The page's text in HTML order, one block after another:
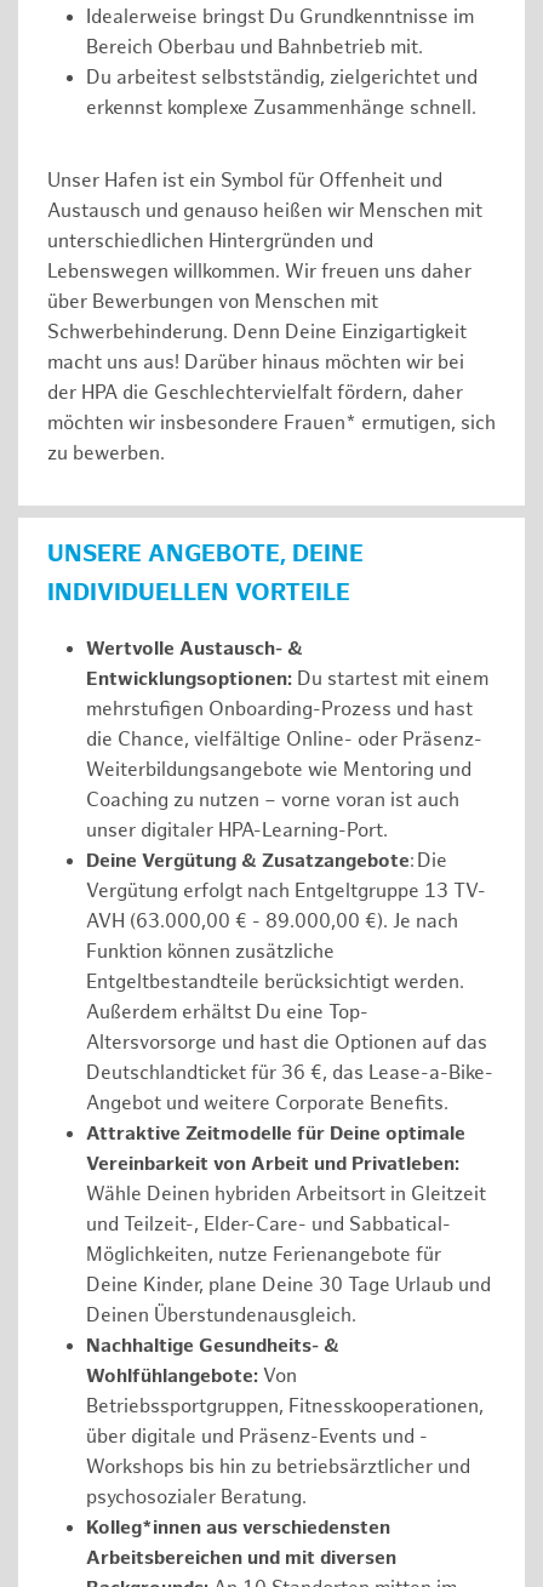
Idealerweise bringst Du Grundkenntnisse im
Bereich Oberbau und Bahnbetrieb mit.
Du arbeitest selbstständig, zielgerichtet und
erkennst komplexe Zusammenhänge schnell.
Unser Hafen ist ein Symbol für Offenheit und
Austausch und genauso heißen wir Menschen mit
unterschiedlichen Hintergründen und
Lebenswegen willkommen. Wir freuen uns daher
über Bewerbungen von Menschen mit
Schwerbehinderung. Denn Deine Einzigartigkeit
macht uns aus! Darüber hinaus möchten wir bei
der HPA die Geschlechtervielfalt fördern, daher
möchten wir insbesondere Frauen* ermutigen, sich
zu bewerben.
UNSERE ANGEBOTE, DEINE
INDIVIDUELLEN VORTEILE
Wertvolle Austausch- &
Entwicklungsoptionen: Du startest mit einem
mehrstufigen Onboarding-Prozess und hast
die Chance, vielfältige Online- oder Präsenz-
Weiterbildungsangebote wie Mentoring und
Coaching zu nutzen – vorne voran ist auch
unser digitaler HPA-Learning-Port.
Deine Vergütung & Zusatzangebote: Die
Vergütung erfolgt nach Entgeltgruppe 13 TV-
AVH (63.000,00 € - 89.000,00 €). Je nach
Funktion können zusätzliche
Entgeltbestandteile berücksichtigt werden.
Außerdem erhältst Du eine Top-
Altersvorsorge und hast die Optionen auf das
Deutschlandticket für 36 €, das Lease-a-Bike-
Angebot und weitere Corporate Benefits.
Attraktive Zeitmodelle für Deine optimale
Vereinbarkeit von Arbeit und Privatleben:
Wähle Deinen hybriden Arbeitsort in Gleitzeit
und Teilzeit-, Elder-Care- und Sabbatical-
Möglichkeiten, nutze Ferienangebote für
Deine Kinder, plane Deine 30 Tage Urlaub und
Deinen Überstundenausgleich.
Nachhaltige Gesundheits- &
Wohlfühlangebote: Von
Betriebssportgruppen, Fitnesskooperationen,
über digitale und Präsenz-Events und -
Workshops bis hin zu betriebsärztlicher und
psychosozialer Beratung.
Kolleg*innen aus verschiedensten
Arbeitsbereichen und mit diversen